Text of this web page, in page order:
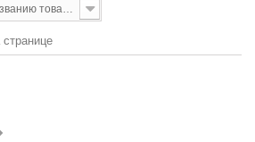
По названию товара, от А до Я
странице